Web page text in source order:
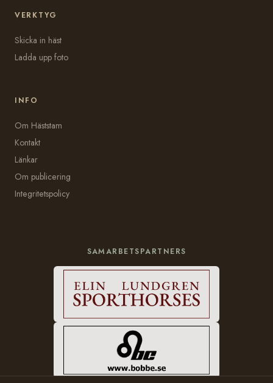
VERKTYG
Skicka in häst
Ladda upp foto
INFO
Om Häststam
Kontakt
Länkar
Om publicering
Integritetspolicy
SAMARBETSPARTNERS